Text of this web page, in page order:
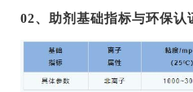
02、助剂基础指标与环保认